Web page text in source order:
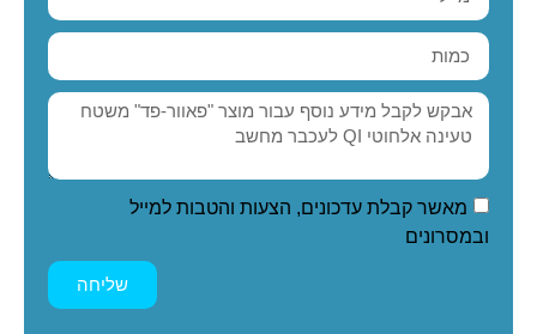
מאשר קבלת עדכונים, הצעות והטבות למייל
ובמסרונים
שליחה